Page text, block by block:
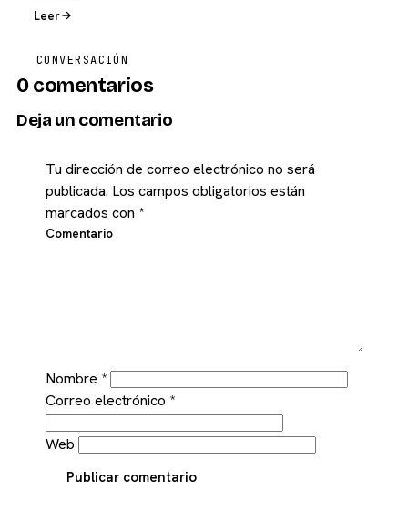
Leer
CONVERSACIÓN
0 comentarios
Deja un comentario
Tu dirección de correo electrónico no será
publicada. Los campos obligatorios están
marcados con *
Comentario
Nombre *
Correo electrónico *
Web
Publicar comentario